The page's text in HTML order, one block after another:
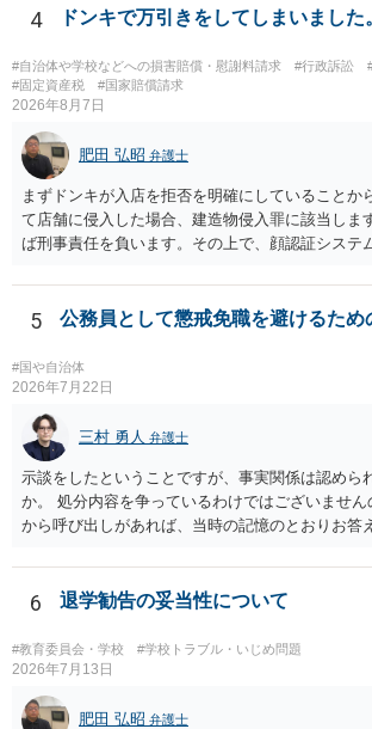
る弁護士に面談の予約を入れ日程調整の上で面談
4 ドンキで万引きをしてしまいました
#自治体や学校などへの損害賠償・慰謝料請求 #行政訴訟
#固定資産税
#国家賠償請求
2026年8月7日
肥田 弘昭 弁護士
まずドンキが入店を拒否を明確にしていることか
て店舗に侵入した場合、建造物侵入罪に該当しま
ば刑事責任を負います。その上で、顔認証システ
いです。そのドンキにどうしても行かないといけ
が、保護者に町田のドンキに連絡をして許可を貰
5 公務員として懲戒免職を避けるため
#国や自治体
2026年7月22日
三村 勇人 弁護士
示談をしたということですが、事実関係は認めら
か。 処分内容を争っているわけではございませ
から呼び出しがあれば、当時の記憶のとおりお答
6 退学勧告の妥当性について
#教育委員会・学校 #学校トラブル・いじめ問題
2026年7月13日
肥田 弘昭 弁護士